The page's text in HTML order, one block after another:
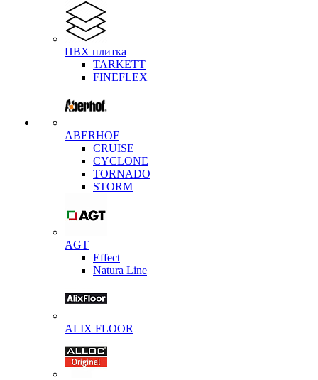
ПВХ плитка
TARKETT
FINEFLEX
ABERHOF
CRUISE
CYCLONE
TORNADO
STORM
AGT
Effect
Natura Line
ALIX FLOOR